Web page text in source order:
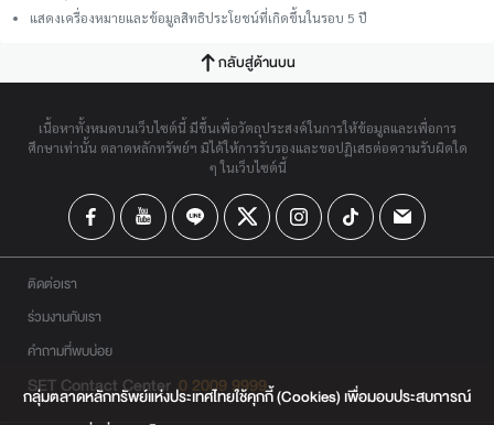
แสดงเครื่องหมายและข้อมูลสิทธิประโยชน์ที่เกิดขึ้นในรอบ 5 ปี
กลับสู่ด้านบน
เนื้อหาทั้งหมดบนเว็บไซต์นี้ มีขึ้นเพื่อวัตถุประสงค์ในการให้ข้อมูลและเพื่อการ
ศึกษาเท่านั้น ตลาดหลักทรัพย์ฯ มิได้ให้การรับรองและขอปฏิเสธต่อความรับผิดใด
ๆ ในเว็บไซต์นี้
ติดต่อเรา
ร่วมงานกับเรา
คำถามที่พบบ่อย
SET Contact Center 0 2009 9999
กลุ่มตลาดหลักทรัพย์แห่งประเทศไทยใช้คุกกี้ (Cookies) เพื่อมอบประสบการณ์